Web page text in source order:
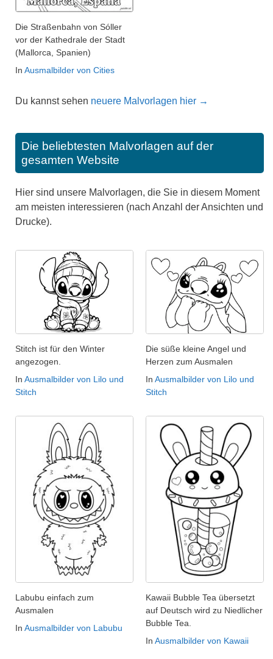
Die Straßenbahn von Sóller
vor der Kathedrale der Stadt
(Mallorca, Spanien)
In Ausmalbilder von Cities
Du kannst sehen neuere Malvorlagen hier →
Die beliebtesten Malvorlagen auf der
gesamten Website
Hier sind unsere Malvorlagen, die Sie in diesem Moment
am meisten interessieren (nach Anzahl der Ansichten und
Drucke).
Stitch ist für den Winter
angezogen.
In Ausmalbilder von Lilo und
Stitch
Die süße kleine Angel und
Herzen zum Ausmalen
In Ausmalbilder von Lilo und
Stitch
Labubu einfach zum
Ausmalen
In Ausmalbilder von Labubu
Kawaii Bubble Tea übersetzt
auf Deutsch wird zu Niedlicher
Bubble Tea.
In Ausmalbilder von Kawaii